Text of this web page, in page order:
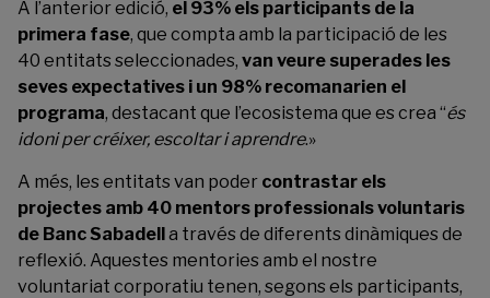
A l’anterior edició, el 93% els participants de la
primera fase, que compta amb la participació de les
40 entitats seleccionades, van veure superades les
seves expectatives i un 98% recomanarien el
programa, destacant que l’ecosistema que es crea “és
idoni per créixer, escoltar i aprendre.»
A més, les entitats van poder contrastar els
projectes amb 40 mentors professionals voluntaris
de Banc Sabadella través de diferents dinàmiques de
reflexió. Aquestes mentories amb el nostre
voluntariat corporatiu tenen, segons els participants,